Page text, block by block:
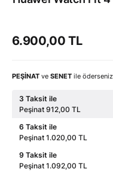
6.900,00 TL
PEŞİNAT ve SENET ile
3 Taksit ile
Peşinat 912,00 TL
6 Taksit ile
Peşinat 1.020,00 TL
9 Taksit ile
Peşinat 1.092,00 TL